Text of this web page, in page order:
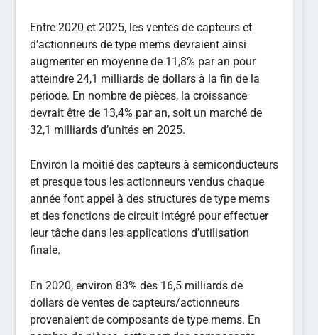
Entre 2020 et 2025, les ventes de capteurs et
d’actionneurs de type mems devraient ainsi
augmenter en moyenne de 11,8% par an pour
atteindre 24,1 milliards de dollars à la fin de la
période. En nombre de pièces, la croissance
devrait être de 13,4% par an, soit un marché de
32,1 milliards d’unités en 2025.
Environ la moitié des capteurs à semiconducteurs
et presque tous les actionneurs vendus chaque
année font appel à des structures de type mems
et des fonctions de circuit intégré pour effectuer
leur tâche dans les applications d’utilisation
finale.
En 2020, environ 83% des 16,5 milliards de
dollars de ventes de capteurs/actionneurs
provenaient de composants de type mems. En